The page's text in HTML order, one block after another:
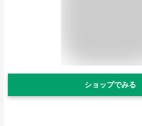
ショップでみる